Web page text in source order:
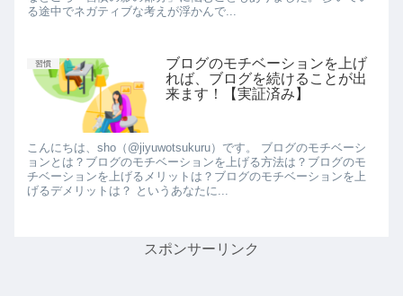
る途中でネガティブな考えが浮かんで...
習慣
ブログのモチベーションを上げ
れば、ブログを続けることが出
来ます！【実証済み】
こんにちは、sho（@jiyuwotsukuru）です。 ブログのモチベーシ
ョンとは？ブログのモチベーションを上げる方法は？ブログのモ
チベーションを上げるメリットは？ブログのモチベーションを上
げるデメリットは？ というあなたに...
スポンサーリンク